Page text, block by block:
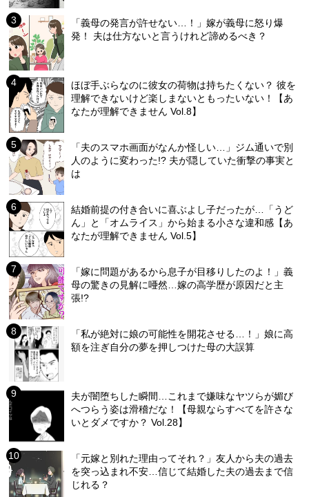
「義母の発言が許せない…！」嫁が義母に怒り爆
発！ 夫は仕方ないと言うけれど諦めるべき？
ほぼ手ぶらなのに彼女の荷物は持ちたくない？ 彼を
理解できないけど楽しまないともったいない！【あ
なたが理解できません Vol.8】
「夫のスマホ画面がなんか怪しい…」ジム通いで別
人のように変わった!? 夫が隠していた衝撃の事実と
は
結婚前提の付き合いに喜ぶよし子だったが…「うど
ん」と「オムライス」から始まる小さな違和感【あ
なたが理解できません Vol.5】
「嫁に問題があるから息子が目移りしたのよ！」義
母の驚きの見解に唖然…嫁の高学歴が原因だと主
張!?
「私が絶対に娘の可能性を開花させる…！」娘に高
額を注ぎ自分の夢を押しつけた母の大誤算
夫が闇堕ちした瞬間…これまで嫌味なヤツらが媚び
へつらう姿は滑稽だな！【母親ならすべてを許さな
いとダメですか？ Vol.28】
「元嫁と別れた理由ってそれ？」友人から夫の過去
を突っ込まれ不安…信じて結婚した夫の過去まで信
じれる？